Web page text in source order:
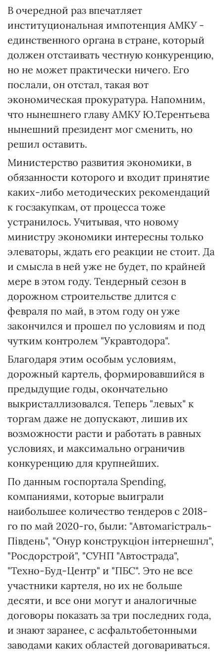
В очередной раз впечатляет
институциональная импотенция АМКУ -
единственного органа в стране, который
должен отстаивать честную конкуренцию,
но не может практически ничего. Его
послали, он отстал, такая вот
экономическая прокуратура. Напомним,
что нынешнего главу АМКУ Ю.Терентьева
нынешний президент мог сменить, но
решил оставить.
Министерство развития экономики, в
обязанности которого и входит принятие
каких-либо методических рекомендаций
к госзакупкам, от процесса тоже
устранилось. Учитывая, что новому
министру экономики интересны только
элеваторы, ждать его реакции не стоит. Да
и смысла в ней уже не будет, по крайней
мере в этом году. Тендерный сезон в
дорожном строительстве длится с
февраля по май, в этом году он уже
закончился и прошел по условиям и под
чутким контролем "Укравтодора".
Благодаря этим особым условиям,
дорожный картель, формировавшийся в
предыдущие годы, окончательно
выкристаллизовался. Теперь "левых" к
торгам даже не допускают, лишив их
возможности расти и работать в равных
условиях, и максимально ограничив
конкуренцию для крупнейших.
По данным госпортала Spending,
компаниями, которые выиграли
наибольшее количество тендеров с 2018-
го по май 2020-го, были: "Автомагістраль-
Південь", "Онур конструкціон інтернешнл",
"Росдорстрой", "СУНП "Автострада",
"Техно-Буд-Центр" и "ПБС". Это не все
участники картеля, но их не больше
десяти, и все они могут и аналогичные
договоры показать за три последних года,
и знают заранее, с асфальтобетонными
заводами каких областей договариваться.